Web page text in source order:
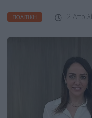
ΠΟΛΙΤΙΚΉ 2